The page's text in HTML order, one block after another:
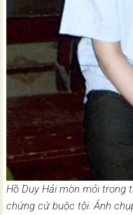
Hồ Duy Hải mòn mỏi trong
chứng cứ buộc tội. Ảnh